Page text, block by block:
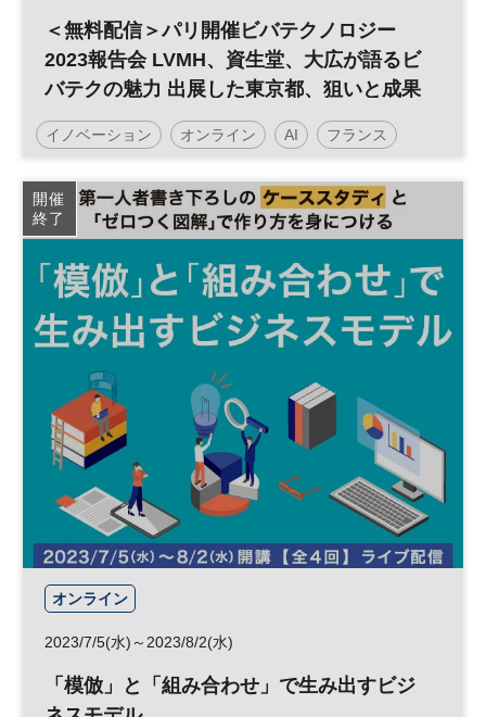
＜無料配信＞パリ開催ビバテクノロジー
2023報告会 LVMH、資生堂、大広が語るビ
バテクの魅力 出展した東京都、狙いと成果
イノベーション オンライン AI フランス
ビバテクノロジー 平日夕方開催 オンライン講座
日経イノベーション・ミートアップ
デジタルトランスフォーメーション 人工知能 経営
ESG SDGs テクノロジー スタートアップ
新規事業 フレンチテック
参加無料 オープンイノベーション ベンチャー
開催
終了
オンライン
2023/7/5(水)～2023/8/2(水)
「模倣」と「組み合わせ」で生み出すビジ